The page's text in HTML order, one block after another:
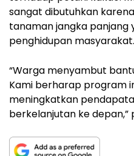
sangat dibutuhkan
tanaman jangka panjang
penghidupan masyarakat.
“Warga menyambut
Kami berharap program
meningkatkan
berkelanjutan ke depan,”